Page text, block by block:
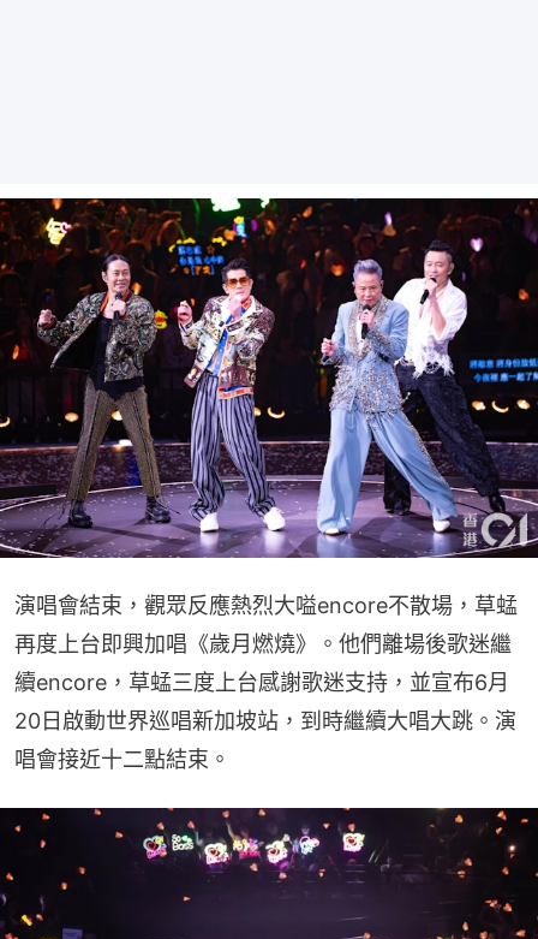
演唱會結束，觀眾反應熱烈大嗌encore不散場，草蜢
再度上台即興加唱《歲月燃燒》。他們離場後歌迷繼
續encore，草蜢三度上台感謝歌迷支持，並宣布6月
20日啟動世界巡唱新加坡站，到時繼續大唱大跳。演
唱會接近十二點結束。